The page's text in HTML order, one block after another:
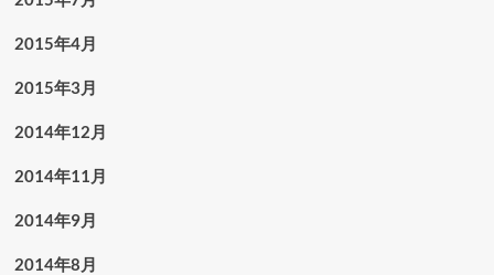
2015年4月
2015年3月
2014年12月
2014年11月
2014年9月
2014年8月